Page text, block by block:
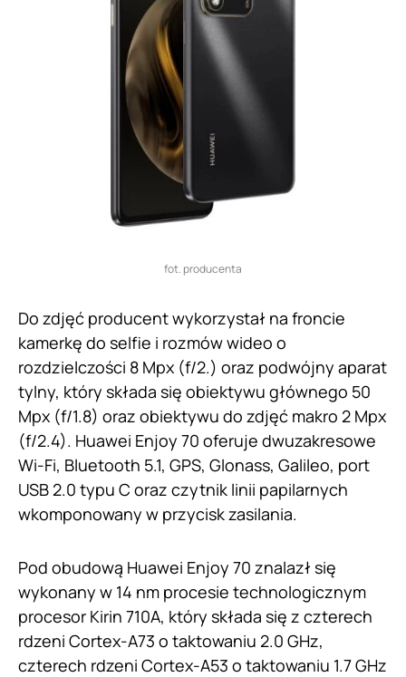
fot. producenta
Do zdjęć producent wykorzystał na froncie
kamerkę do selfie i rozmów wideo o
rozdzielczości 8 Mpx (f/2.) oraz podwójny aparat
tylny, który składa się obiektywu głównego 50
Mpx (f/1.8) oraz obiektywu do zdjęć makro 2 Mpx
(f/2.4). Huawei Enjoy 70 oferuje dwuzakresowe
Wi-Fi, Bluetooth 5.1, GPS, Glonass, Galileo, port
USB 2.0 typu C oraz czytnik linii papilarnych
wkomponowany w przycisk zasilania.
Pod obudową Huawei Enjoy 70 znalazł się
wykonany w 14 nm procesie technologicznym
procesor Kirin 710A, który składa się z czterech
rdzeni Cortex-A73 o taktowaniu 2.0 GHz,
czterech rdzeni Cortex-A53 o taktowaniu 1.7 GHz